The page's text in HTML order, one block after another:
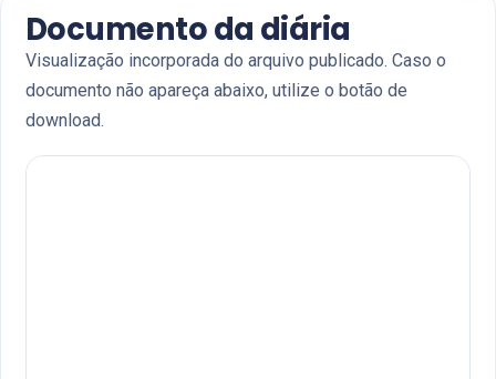
Documento da diária
Visualização incorporada do arquivo publicado. Caso o
documento não apareça abaixo, utilize o botão de
download.